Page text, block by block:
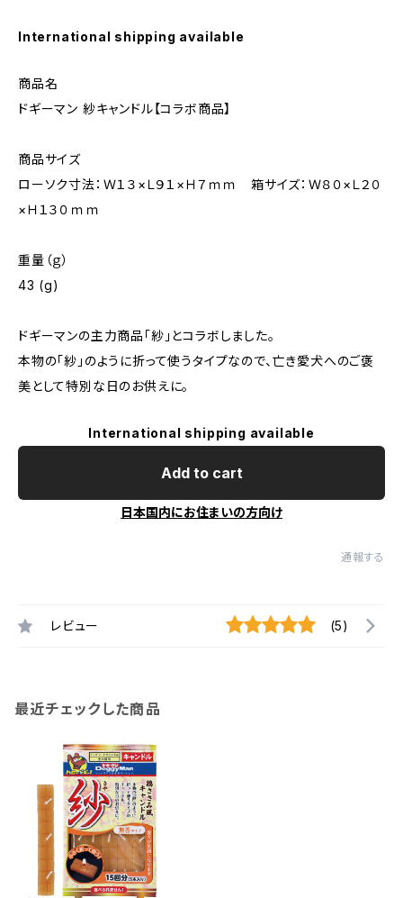
International shipping available
商品名
ドギーマン 紗キャンドル【コラボ商品】
商品サイズ
ローソク寸法：Ｗ１３×Ｌ９１×Ｈ７ｍｍ 箱サイズ：Ｗ８０×Ｌ２０
×Ｈ１３０ｍｍ
重量（ｇ）
43 (g)
ドギーマンの主力商品「紗」とコラボしました。
本物の「紗」のように折って使うタイプなので、亡き愛犬へのご褒
美として特別な日のお供えに。
International shipping available
Add to cart
日本国内にお住まいの方向け
通報する
レビュー (5)
最近チェックした商品